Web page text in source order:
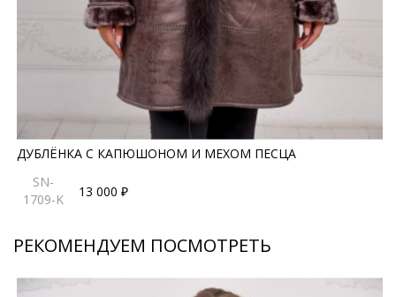
ДУБЛЁНКА С КАПЮШОНОМ И МЕХОМ ПЕСЦА
SN-
1709-K
13 000 ₽
РЕКОМЕНДУЕМ ПОСМОТРЕТЬ